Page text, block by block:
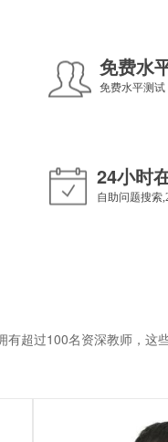
免费水
免费水平测
24小时
自助问题搜索
有超过100名资深教师，这